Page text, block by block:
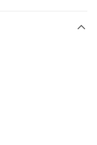
至「AFTEE先享後付」
結，可透過四大超商／
完成。